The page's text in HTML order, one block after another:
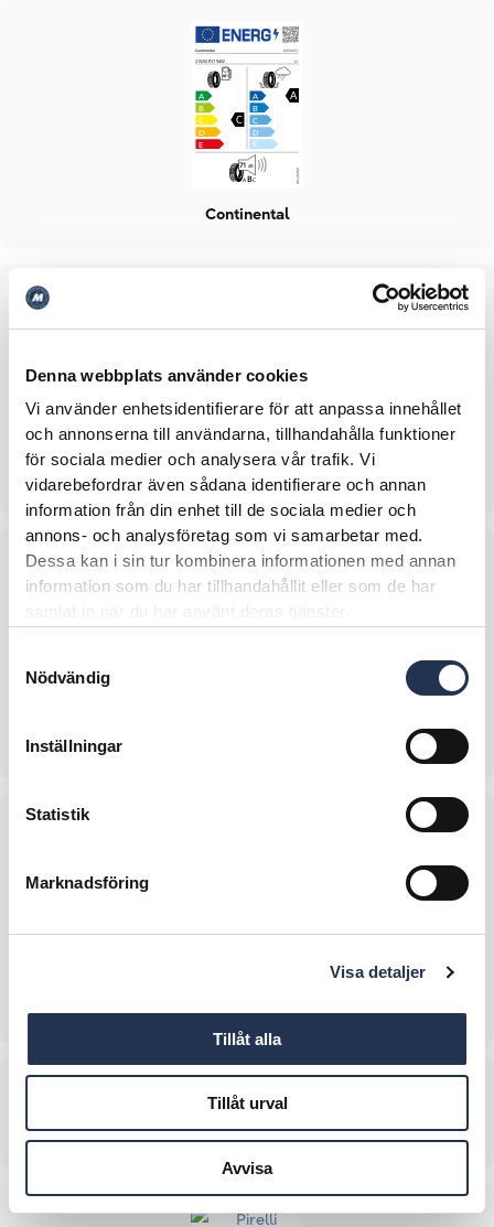
Denna webbplats använder cookies
Vi använder enhetsidentifierare för att anpassa innehållet
och annonserna till användarna, tillhandahålla funktioner
för sociala medier och analysera vår trafik. Vi
vidarebefordrar även sådana identifierare och annan
information från din enhet till de sociala medier och
annons- och analysföretag som vi samarbetar med.
Dessa kan i sin tur kombinera informationen med annan
information som du har tillhandahållit eller som de har
samlat in när du har använt deras tjänster.
Nödvändig
Inställningar
Statistik
Marknadsföring
Visa detaljer
Tillåt alla
Tillåt urval
Avvisa
Continental
Falken
Pirelli